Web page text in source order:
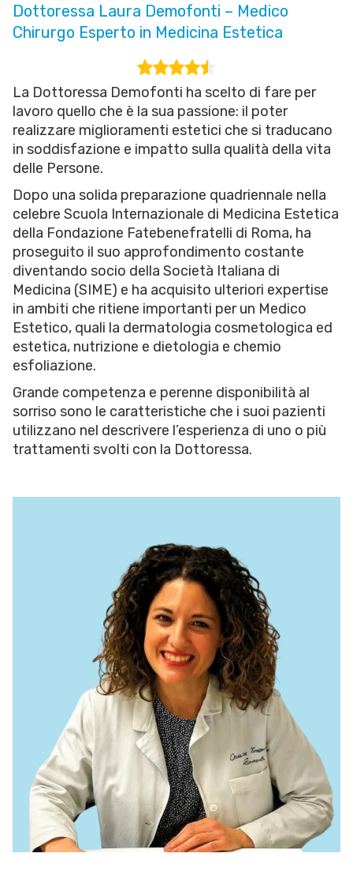
Dottoressa Laura Demofonti – Medico
Chirurgo Esperto in Medicina Estetica
La Dottoressa Demofonti ha scelto di fare per
lavoro quello che è la sua passione: il poter
realizzare miglioramenti estetici che si traducano
in soddisfazione e impatto sulla qualità della vita
delle Persone.
Dopo una solida preparazione quadriennale nella
celebre Scuola Internazionale di Medicina Estetica
della Fondazione Fatebenefratelli di Roma, ha
proseguito il suo approfondimento costante
diventando socio della Società Italiana di
Medicina (SIME) e ha acquisito ulteriori expertise
in ambiti che ritiene importanti per un Medico
Estetico, quali la dermatologia cosmetologica ed
estetica, nutrizione e dietologia e chemio
esfoliazione.
Grande competenza e perenne disponibilità al
sorriso sono le caratteristiche che i suoi pazienti
utilizzano nel descrivere l’esperienza di uno o più
trattamenti svolti con la Dottoressa.